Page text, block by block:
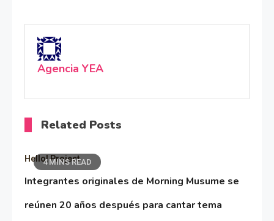
Agencia YEA
Related Posts
4 MINS READ
Hello! Project
Integrantes originales de Morning Musume se
reúnen 20 años después para cantar tema